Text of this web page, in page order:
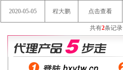
2020-05-05 程大鹏 点击查看
共有2条记录